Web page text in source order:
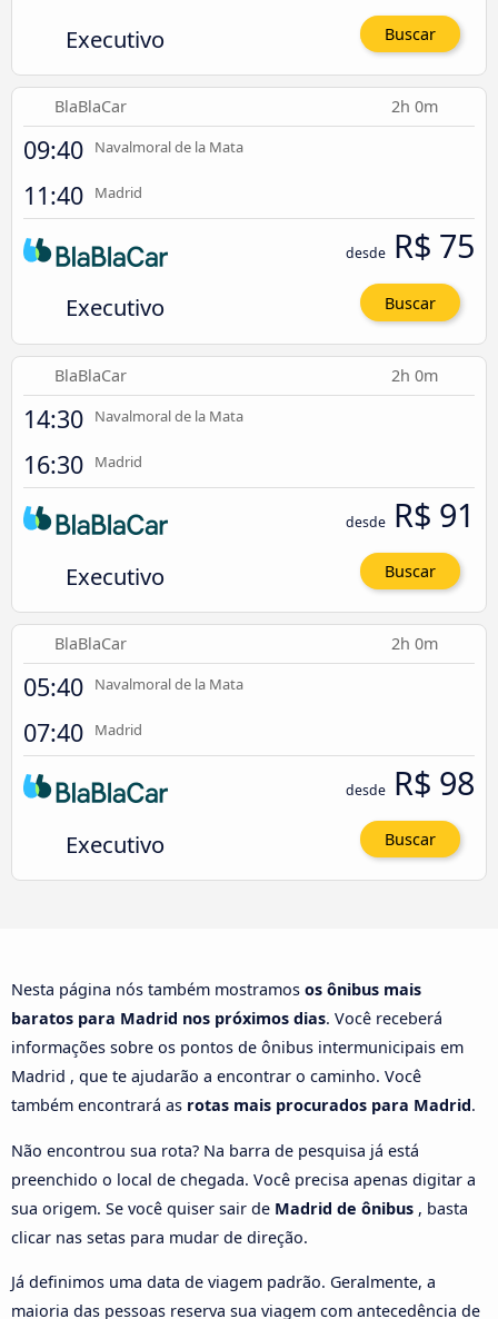
Executivo Buscar
BlaBlaCar 2h 0m
09:40 Navalmoral de la Mata
11:40 Madrid
Executivo
desde R$ 75
Buscar
BlaBlaCar 2h 0m
14:30 Navalmoral de la Mata
16:30 Madrid
Executivo
desde R$ 91
Buscar
BlaBlaCar 2h 0m
05:40 Navalmoral de la Mata
07:40 Madrid
Executivo
desde R$ 98
Buscar
Nesta página nós também mostramos os ônibus mais
baratos para Madrid nos próximos dias. Você receberá
informações sobre os pontos de ônibus intermunicipais em
Madrid , que te ajudarão a encontrar o caminho. Você
também encontrará as rotas mais procurados para Madrid.
Não encontrou sua rota? Na barra de pesquisa já está
preenchido o local de chegada. Você precisa apenas digitar a
sua origem. Se você quiser sair de Madrid de ônibus , basta
clicar nas setas para mudar de direção.
Já definimos uma data de viagem padrão. Geralmente, a
maioria das pessoas reserva sua viagem com antecedência de